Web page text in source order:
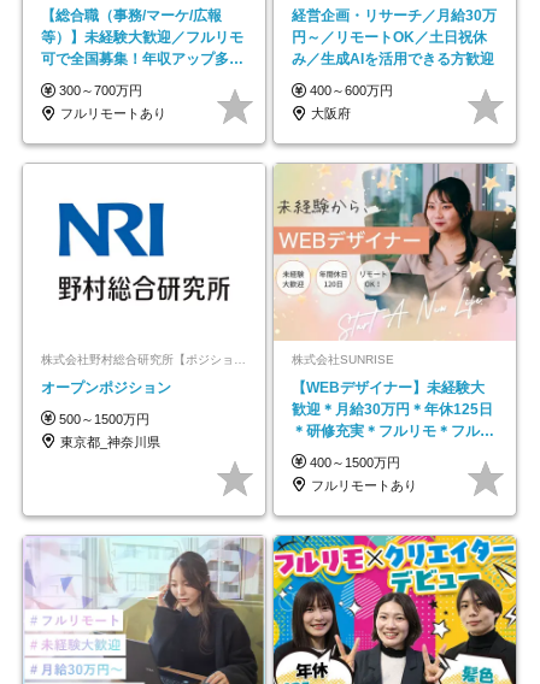
【総合職（事務/マーケ/広報
等）】未経験大歓迎／フルリモ
可で全国募集！年収アップ多数
★年休最大130日★
300～700万円
フルリモートあり
経営企画・リサーチ／月給30万
円～／リモートOK／土日祝休
み／生成AIを活用できる方歓迎
400～600万円
大阪府
オープンポジション
500～1500万円
東京都_神奈川県
株式会社SUNRISE
【WEBデザイナー】未経験大
歓迎＊月給30万円＊年休125日
＊研修充実＊フルリモ＊フルフ
レックス＊
400～1500万円
フルリモートあり